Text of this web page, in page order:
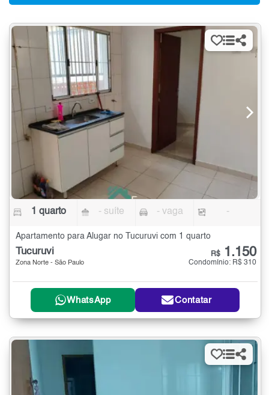
1 quarto - suíte - vaga -
Apartamento para Alugar no Tucuruvi com 1 quarto
Tucuruvi
Zona Norte - São Paulo
R$ 1.150
Condomínio: R$ 310
WhatsApp Contatar